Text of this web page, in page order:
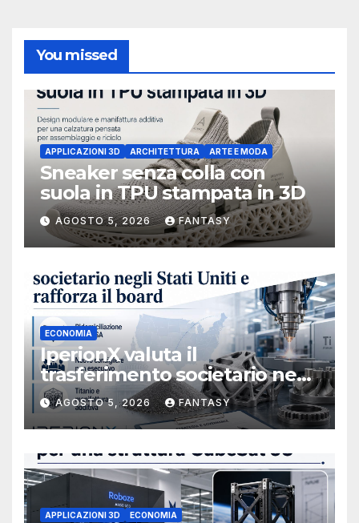
You missed
APPLICAZIONI 3D ARCHITETTURA ARTE E MODA
Sneaker senza colla con
suola in TPU stampata in 3D
AGOSTO 5, 2026 FANTASY
ECONOMIA
IperionX valuta il
trasferimento societario negli
Stati Uniti e rafforza il board,
ha nominato Michael J.
Loparco amministratore
indipendente non esecutivo
AGOSTO 5, 2026 FANTASY
APPLICAZIONI 3D ECONOMIA